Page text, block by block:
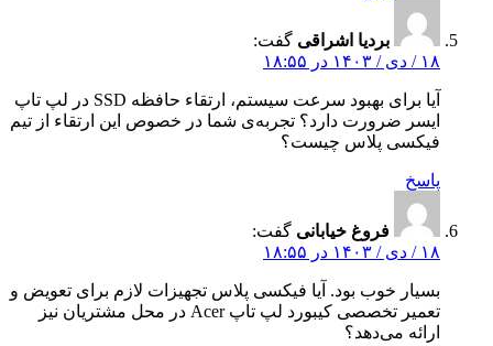
بردیا اشراقی گفت:
۱۸ / دی / ۱۴۰۳ در ۱۸:۵۵
آیا برای بهبود سرعت سیستم، ارتقاء حافظه SSD در لپ تاپ
ایسر ضرورت دارد؟ تجربه‌ی شما در خصوص این ارتقاء از تیم
فیکسی پلاس چیست؟
پاسخ
فروغ خیابانی گفت:
۱۸ / دی / ۱۴۰۳ در ۱۸:۵۵
بسیار خوب بود. آیا فیکسی پلاس تجهیزات لازم برای تعویض و
تعمیر تخصصی کیبورد لپ تاپ Acer در محل مشتریان نیز
ارائه می‌دهد؟